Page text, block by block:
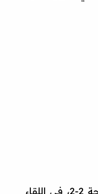
وتعادل الزمالك مع البنك الأهلي، بنتيجة 2-2، في اللقاء